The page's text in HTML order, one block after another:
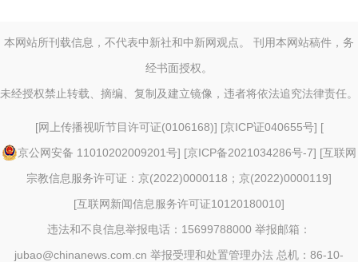
本网站所刊载信息，不代表中新社和中新网观点。 刊用本网站稿件，务
经书面授权。
未经授权禁止转载、摘编、复制及建立镜像，违者将依法追究法律责任。
[网上传播视听节目许可证(0106168)] [京ICP证040655号] [
京公网安备 11010202009201号] [京ICP备2021034286号-7] [互联网
宗教信息服务许可证：京(2022)0000118；京(2022)0000119]
[互联网新闻信息服务许可证10120180010]
违法和不良信息举报电话：15699788000 举报邮箱：
jubao@chinanews.com.cn 举报受理和处置管理办法 总机：86-10-